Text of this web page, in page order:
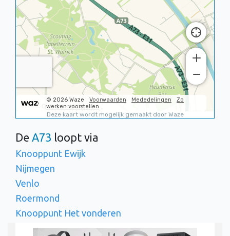
De A73 loopt via
Knooppunt Ewijk
Nijmegen
Venlo
Roermond
Knooppunt Het vonderen